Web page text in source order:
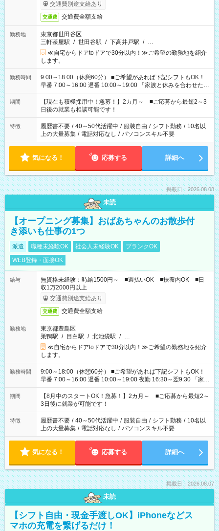
交通費別途支給あり
交通費 交通費全額支給
勤務地
東京都世田谷区
三軒茶屋駅 / 世田谷駅 / 下高井戸駅 / …
≪自宅からドアtoドアで30分以内！≫ご希望の勤務地を紹介
します。
勤務時間
9:00～18:00（休憩60分） ■ご希望があれば下記シフトもOK！
早番 7:00～16:00 遅番 10:00～19:00 「家族と休みを合わせた
い」 「余裕を持って夕飯の準備がしたい」 「できれば残業はし
たくない」 など、ご希望を教えてくださいね。 ※Wワーク希望
の方へ 今ご覧のお仕事で希望する勤務時間と、もう1つのお仕事
の勤務時間。 合計で週40時間を超える場合は応募できません。
期間
【現在も積極採用中！急募！】2カ月～ ■ご応募から最短2～3
日後の就業も相談可能です！
特徴 履歴書不要 / 40～50代活躍中 / 服装自由 / シフト勤務 / 10名以
上の大量募集 / 電話対応なし / パソコンスキル不要
気になる！ 応募する 詳細へ
掲載日：2026.08.08
未読
【オープニング募集】おばあちゃんのお散歩付
き添いも仕事の1つ
派遣 職種未経験OK 社会人未経験OK
ブランクOK
WEB登録・面接OK
給与
無資格未経験：時給1500円～ ■週払いOK ■扶養内OK ■日
収1万2000円以上
交通費別途支給あり
交通費 交通費全額支給
勤務地
東京都豊島区
巣鴨駅 / 目白駅 / 北池袋駅 / …
≪自宅からドアtoドアで30分以内！≫ご希望の勤務地を紹介
します。
勤務時間
9:00～18:00（休憩60分） ■ご希望があれば下記シフトもOK！
早番 7:00～16:00 遅番 10:00～19:00 夜勤 16:30～翌9:30 「家族
と休みを合わせたい」 「余裕を持って夕飯の準備がしたい」
「できれば残業はしたくない」 など、ご希望を教えてください
ね。 ※Wワーク希望の方へ 今ご覧のお仕事で希望する勤務時間
と、もう1つのお仕事の勤務時間。 合計で週40時間を超える場
合は応募できません。
期間
【8月中のスタートOK！急募！】2カ月～ ■ご応募から最短2～
3日後に就業が可能です！
特徴 履歴書不要 / 40～50代活躍中 / 服装自由 / シフト勤務 / 10名以
上の大量募集 / 電話対応なし / パソコンスキル不要
気になる！ 応募する 詳細へ
掲載日：2026.08.07
未読
【シフト自由・現金手渡しOK】iPhoneなどス
マホの充電を繋げるだけ！